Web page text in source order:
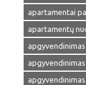
apartamentai
apartamentų